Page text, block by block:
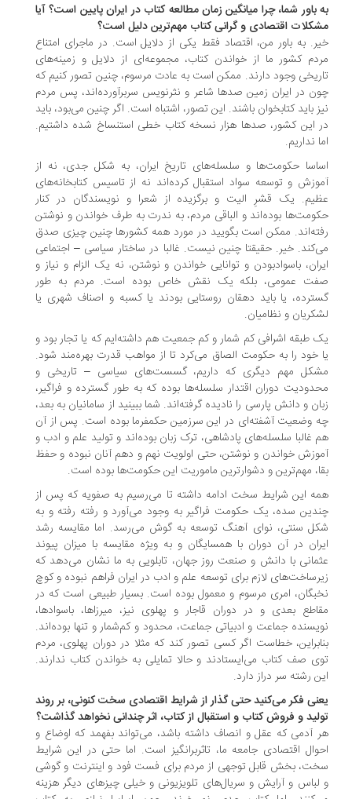
باور شما، چرا میانگین زمان مطالعه‌ کتاب در ایران پایین است؟ آیا
اقتصادی و گرانی کتاب مهم‌ترین دلیل است؟
به باور من، اقتصاد فقط یکی از دلایل است. در ماجرای امتناع
کشور ما از خواندن کتاب، مجموعه‌ای از دلایل و زمینه‌های
وجود دارند. ممکن است به عادت مرسوم، چنین تصور کنیم که
در ایران زمین صدها شاعر و نثرنویس سربرآورده‌اند، پس مردم
باید کتابخوان باشند. این تصور، اشتباه است. اگر چنین می‌بود، باید
این کشور، صدها هزار نسخه کتاب خطی استنساخ شده داشتیم.
نداریم.
حکومت‌ها و سلسله‌های تاریخ ایران، به شکل جدی، نه از
و توسعه‌ سواد استقبال کرده‌اند نه از تاسیس کتابخانه‌های
یک قشرِ الیت و برگزیده از شعرا و نویسندگان در کنار
بوده‌اند و الباقی مردم، به ندرت به طرف خواندن و نوشتن
ممکن است بگویید در مورد همه‌ کشورها چنین چیزی صدق
خیر. حقیقتا چنین نیست. غالبا در ساختار سیاسی – اجتماعی
باسوادبودن و توانایی خواندن و نوشتن، نه یک الزام و نیاز و
عمومی، بلکه یک نقش خاص بوده است. مردم به طور
یا باید دهقان روستایی بودند یا کسبه و اصناف شهری یا
و نظامیان.
طبقه‌ اشرافی کم شمار و کم جمعیت هم داشته‌ایم که یا تجار بود و
خود را به حکومت الصاق می‌کرد تا از مواهب قدرت بهره‌مند شود.
مهم دیگری که داریم، گسست‌های سیاسی – تاریخی و
دوران اقتدار سلسله‌ها بوده که به طور گسترده و فراگیر،
و دانش پارسی را نادیده گرفته‌اند. شما ببینید از سامانیان به بعد،
وضعیت آشفته‌ای در این سرزمین حکمفرما بوده است. پس از آن
غالبا سلسله‌های پادشاهی، ترک زبان بوده‌اند و تولید علم و ادب و
خواندن و نوشتن، حتی اولویت نهم و دهم آنان نبوده و حفظ
مهم‌ترین و دشوارترین ماموریت این حکومت‌ها بوده است.
این شرایط سخت ادامه داشته تا می‌رسیم به صفویه که پس از
سده، یک حکومت فراگیر به وجود می‌آورد و رفته رفته و به
سنتی، نوای آهنگ توسعه به گوش می‌رسد. اما مقایسه‌ رشد
در آن دوران با همسایگان و به ویژه مقایسه با میزان پیوند
با دانش و صنعت روز جهان، تابلویی به ما نشان می‌دهد که
لازم برای توسعه‌ علم و ادب در ایران فراهم نبوده و کوچ
امری مرسوم و معمول بوده است. بسیار طبیعی است که در
بعدی و در دوران قاجار و پهلوی نیز، میرزاها، باسوادها،
جماعت و ادبیاتی جماعت، محدود و کم‌شمار و تنها بوده‌اند.
خطاست اگر کسی تصور کند که مثلا در دوران پهلوی، مردم
صف کتاب می‌ایستادند و حالا تمایلی به خواندن کتاب ندارند.
رشته سر دراز دارد.
فکر می‌کنید حتی گذار از شرایط اقتصادی سخت کنونی، بر روند
و فروش کتاب و استقبال از کتاب، اثر چندانی نخواهد گذاشت؟
آدمی که عقل و انصاف داشته باشد، می‌تواند بفهمد که اوضاع و
اقتصادی جامعه‌ ما، تاثربرانگیز است. اما حتی در این شرایط
بخش قابل توجهی از مردم برای فست فود و اینترنت و گوشی
و آرایش و سریال‌های تلویزیونی و خیلی چیزهای دیگر هزینه